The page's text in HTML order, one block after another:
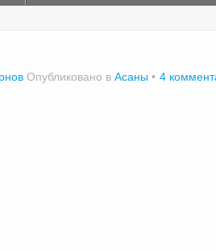
Опубликовано в Асаны 4